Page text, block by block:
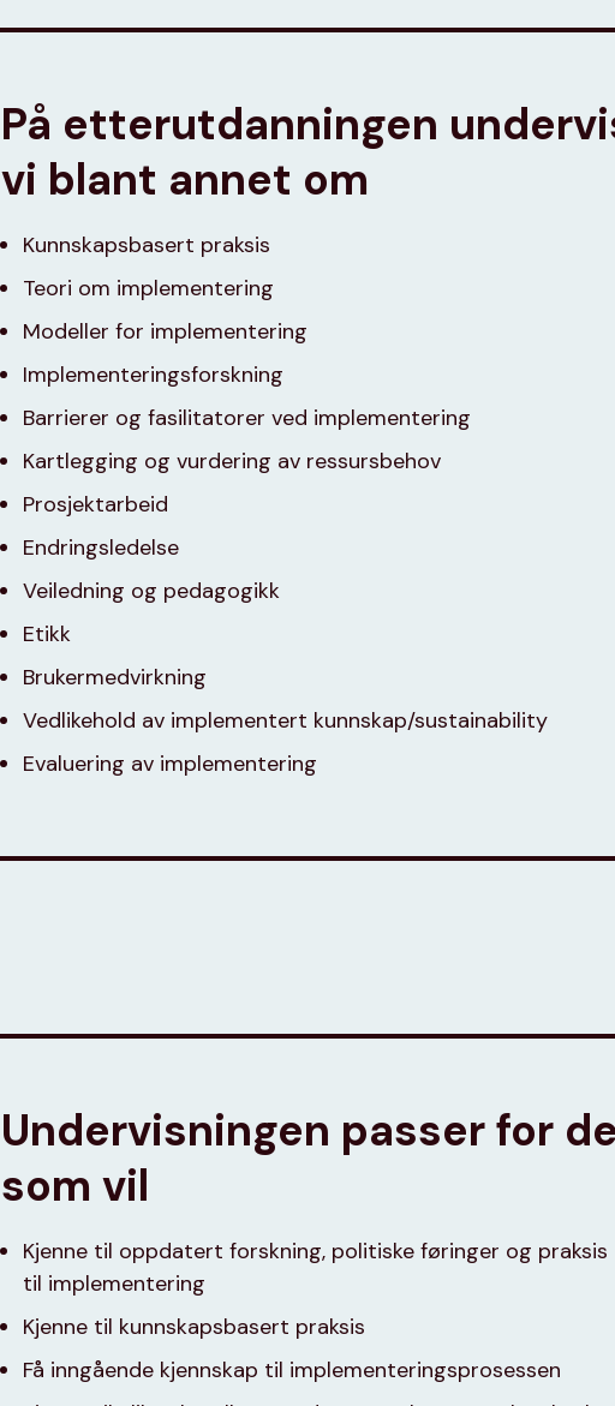
På etterutdanningen
vi blant annet om
Kunnskapsbasert praksis
Teori om implementering
Modeller for implementering
Implementeringsforskning
Barrierer og fasilitatorer ved implementering
Kartlegging og vurdering av ressursbehov
Prosjektarbeid
Endringsledelse
Veiledning og pedagogikk
Etikk
Brukermedvirkning
Vedlikehold av implementert kunnskap/sustainability
Evaluering av implementering
Undervisningen passer for
som vil
Kjenne til oppdatert forskning, politiske føringer og
til implementering
Kjenne til kunnskapsbasert praksis
Få inngående kjennskap til implementeringsprosessen